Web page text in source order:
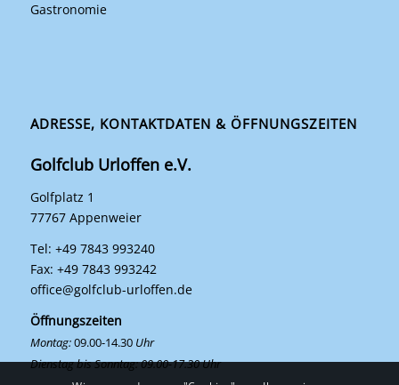
Gastronomie
ADRESSE, KONTAKTDATEN & ÖFFNUNGSZEITEN
Golfclub Urloffen e.V.
Golfplatz 1
77767 Appenweier
Tel: +49 7843 993240
Fax: +49 7843 993242
office@golfclub-urloffen.de
Öffnungszeiten
Montag:09.00-14.30 Uhr
Dienstag bis Sonntag: 09.00-17.30 Uhr